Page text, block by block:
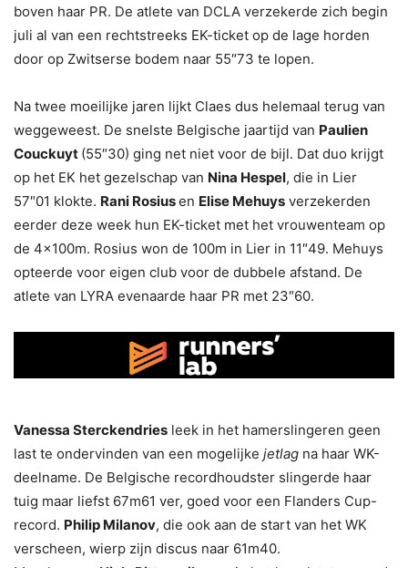
boven haar PR. De atlete van DCLA verzekerde zich begin
juli al van een rechtstreeks EK-ticket op de lage horden
door op Zwitserse bodem naar 55″73 te lopen.
Na twee moeilijke jaren lijkt Claes dus helemaal terug van
weggeweest. De snelste Belgische jaartijd van Paulien
Couckuyt (55″30) ging net niet voor de bijl. Dat duo krijgt
op het EK het gezelschap van Nina Hespel, die in Lier
57″01 klokte. Rani Rosiusen Elise Mehuys verzekerden
eerder deze week hun EK-ticket met het vrouwenteam op
de 4x100m. Rosius won de 100m in Lier in 11″49. Mehuys
opteerde voor eigen club voor de dubbele afstand. De
atlete van LYRA evenaarde haar PR met 23″60.
Vanessa Sterckendries leek in het hamerslingeren geen
last te ondervinden van een mogelijke jetlag na haar WK-
deelname. De Belgische recordhoudster slingerde haar
tuig maar liefst 67m61 ver, goed voor een Flanders Cup-
record. Philip Milanov, die ook aan de start van het WK
verscheen, wierp zijn discus naar 61m40.